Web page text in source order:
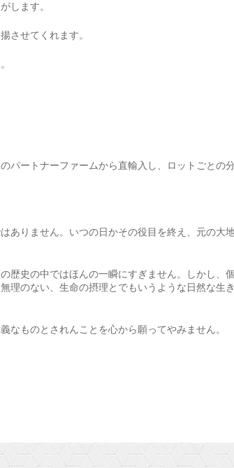
します。
させてくれます。
パートナーファームから直輸入し、ロットごとの
ありません。いつの日かその役目を終え、元の大
歴史の中ではほんの一瞬にすぎません。しかし、
理のない、生命の摂理とでもいうような日然な生
ものとされんことを心から願ってやみません。